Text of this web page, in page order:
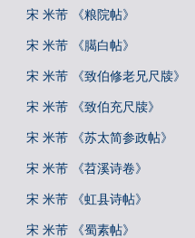
宋 米芾 《粮院帖》
宋 米芾 《臈白帖》
宋 米芾 《致伯修老兄尺牍》
宋 米芾 《致伯充尺牍》
宋 米芾 《苏太简参政帖》
宋 米芾 《苕溪诗卷》
宋 米芾 《虹县诗帖》
宋 米芾 《蜀素帖》